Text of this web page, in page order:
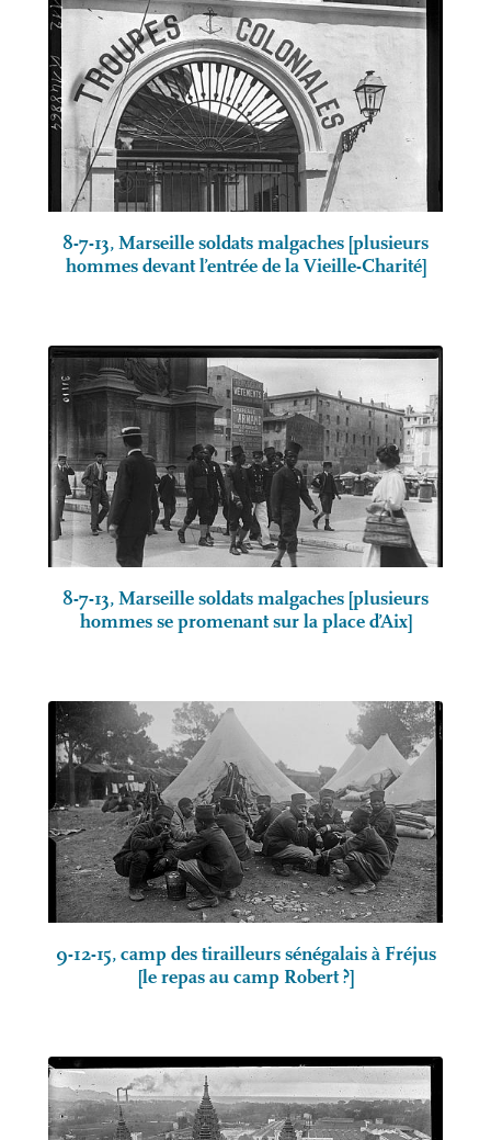
8-7-13, Marseille soldats malgaches [plusieurs
hommes devant l’entrée de la Vieille-Charité]
8-7-13, Marseille soldats malgaches [plusieurs
hommes se promenant sur la place d’Aix]
9-12-15, camp des tirailleurs sénégalais à Fréjus
[le repas au camp Robert ?]